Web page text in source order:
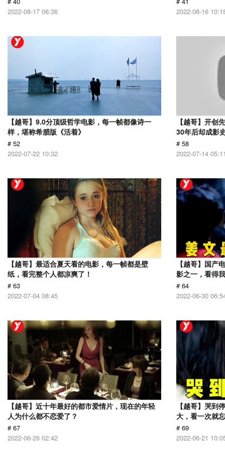
2022-08-17 06:36
2022-08-16
【越哥】9.0分顶级哲学电影，每一帧都像诗一
样，堪称希腊版《活着》
# 52
2022-07-22 10:32
【越哥】开创
30年后却成影
# 58
2022-07-14
【越哥】最适合夏天看的电影，每一帧都是壁
纸，看完整个人都凉爽了！
# 63
2022-07-04 08:45
【越哥】国产
影之一，看得
# 64
2022-06-30
【越哥】近十年最好的都市爱情片，现在的年轻
人为什么都不恋爱了？
# 67
2022-06-26 02:42
【越哥】哭到
大，看一次就
# 69
2022-06-21